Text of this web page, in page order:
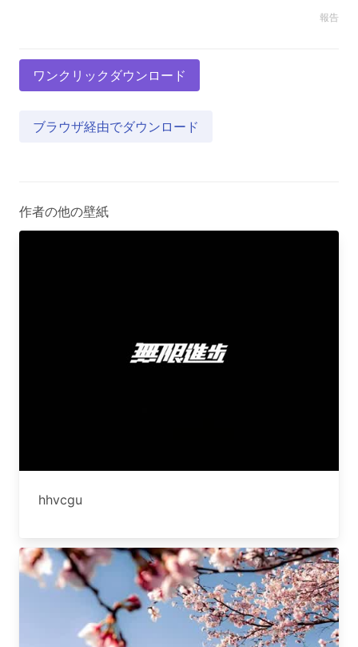
報告
ワンクリックダウンロード
ブラウザ経由でダウンロード
作者の他の壁紙
hhvcgu